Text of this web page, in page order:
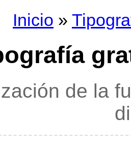
Inicio »
de la